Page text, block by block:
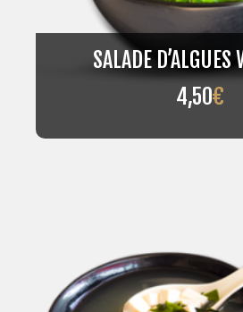
SALADE D’ALGUES
4,50€